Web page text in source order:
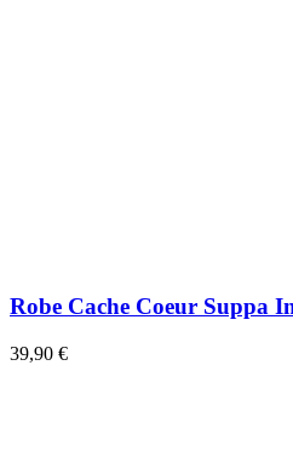
Robe Cache Coeur Suppa
39,90 €